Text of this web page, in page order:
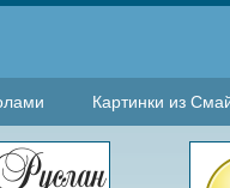
Картинки из